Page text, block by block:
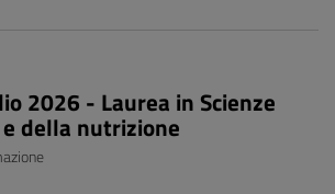
2026 - Laurea in Scienze
della nutrizione